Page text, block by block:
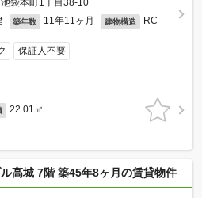
袋本町1丁目38-10
築年数 11年11ヶ月 建物構造 RC
保証人不要
22.01㎡
高城 7階 築45年8ヶ月の賃貸物件